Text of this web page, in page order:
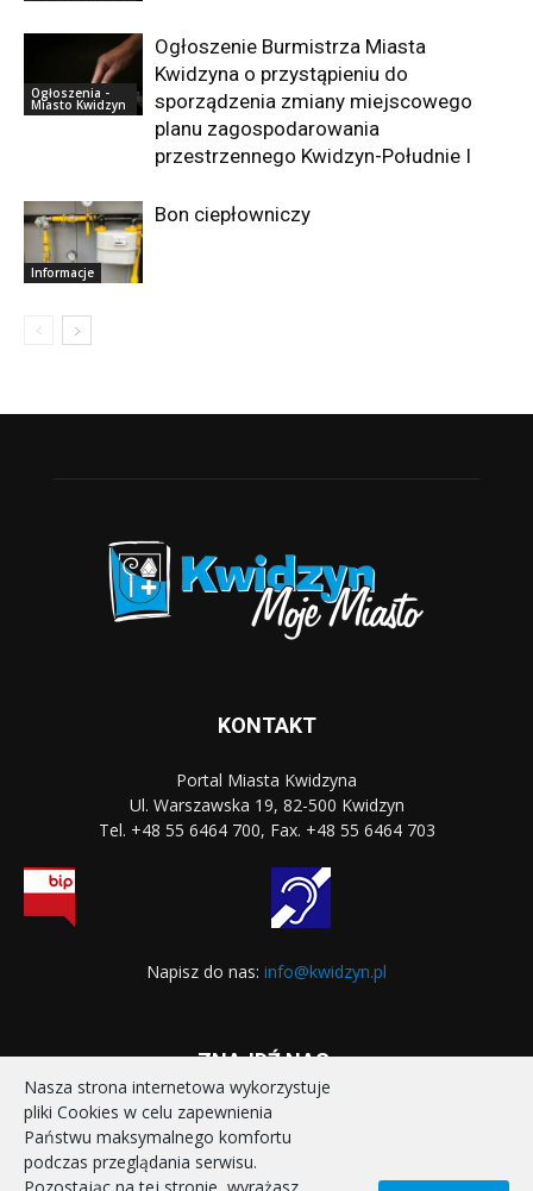
Ogłoszenia -
Miasto Kwidzyn
Ogłoszenie Burmistrza Miasta
Kwidzyna o przystąpieniu do
sporządzenia zmiany miejscowego
planu zagospodarowania
przestrzennego Kwidzyn-Południe I
Informacje
Bon ciepłowniczy
KONTAKT
Portal Miasta Kwidzyna
Ul. Warszawska 19, 82-500 Kwidzyn
Tel. +48 55 6464 700, Fax. +48 55 6464 703
Napisz do nas: info@kwidzyn.pl
ZNAJDŹ NAS:
Nasza strona internetowa wykorzystuje
pliki Cookies w celu zapewnienia
Państwu maksymalnego komfortu
podczas przeglądania serwisu.